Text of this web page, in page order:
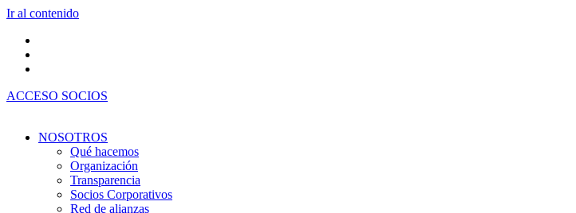
Ir al contenido
ACCESO SOCIOS
NOSOTROS
Qué hacemos
Organización
Transparencia
Socios Corporativos
Red de alianzas